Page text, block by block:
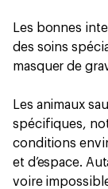
Les bonnes
des soins
masquer de
Les animaux
spécifiques,
conditions
et d’espace.
voire